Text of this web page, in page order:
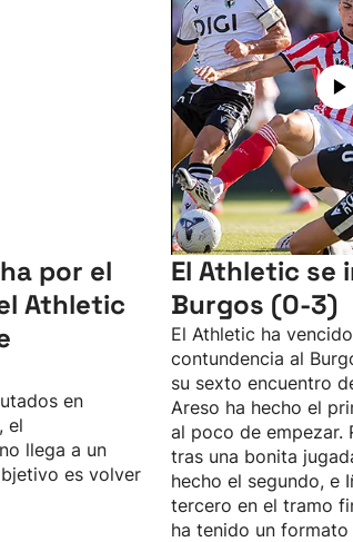
por el
Athletic
en
el
llega a un
es volver
El Athletic se
Burgos (0-3)
El Athletic ha
contundencia al
su sexto encuentro
Areso ha hecho el
al poco de empezar.
tras una bonita
hecho el segundo, e
tercero en el tramo
ha tenido un